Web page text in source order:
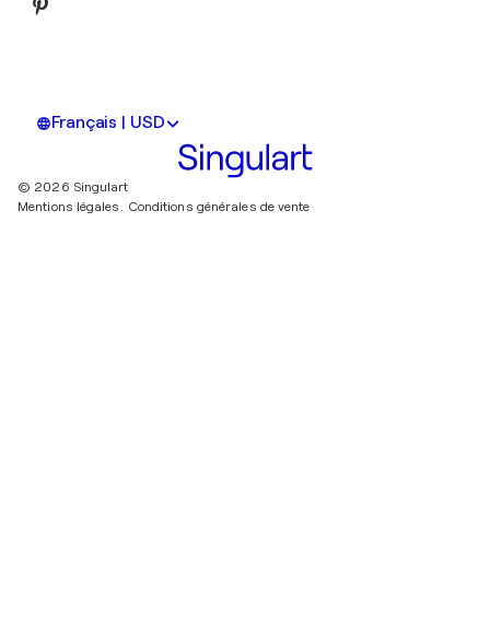
Français | USD
© 2026 Singulart
Mentions légales. Conditions générales de vente